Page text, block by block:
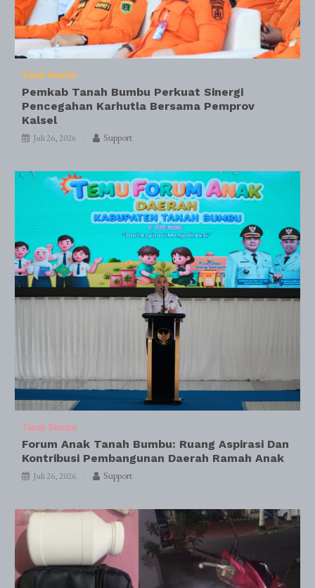
Tanah Bumbu
Pemkab Tanah Bumbu Perkuat Sinergi
Pencegahan Karhutla Bersama Pemprov
Kalsel
Juli 26, 2026 Support
Tanah Bumbu
Forum Anak Tanah Bumbu: Ruang Aspirasi Dan
Kontribusi Pembangunan Daerah Ramah Anak
Juli 26, 2026 Support